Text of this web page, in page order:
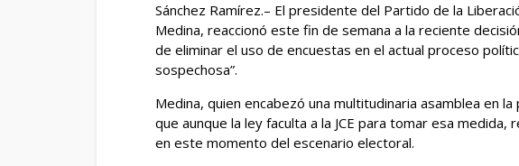
Sánchez Ramírez.– El presidente del Partido de la
Medina, reaccionó este fin de semana a la reciente
de eliminar el uso de encuestas en el actual proceso
sospechosa”.
Medina, quien encabezó una multitudinaria asamblea en
que aunque la ley faculta a la JCE para tomar esa medida,
en este momento del escenario electoral.